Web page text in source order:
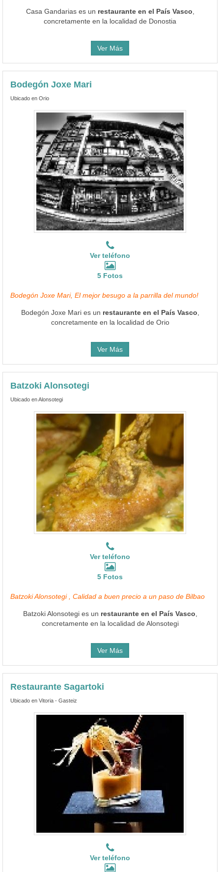
Casa Gandarias es un restaurante en el País Vasco
concretamente en la localidad de Donostia
Ver Más
Bodegón Joxe Mari
Ubicado en Orio
Ver teléfono
5 Fotos
Bodegón Joxe Mari, El mejor besugo a la parrilla del mundo!
Bodegón Joxe Mari es un restaurante en el País Vasco
concretamente en la localidad de Orio
Ver Más
Batzoki Alonsotegi
Ubicado en Alonsotegi
Ver teléfono
5 Fotos
Batzoki Alonsotegi , Calidad a buen precio a un paso de Bilbao
Batzoki Alonsotegi es un restaurante en el País Vasco
concretamente en la localidad de Alonsotegi
Ver Más
Restaurante Sagartoki
Ubicado en Vitoria - Gasteiz
Ver teléfono